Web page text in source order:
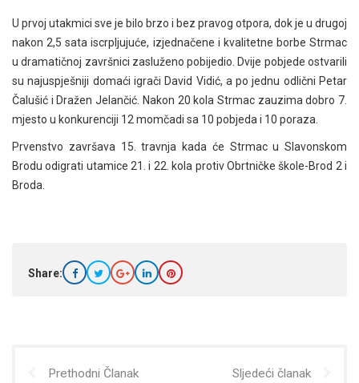
U prvoj utakmici sve je bilo brzo i bez pravog otpora, dok je u drugoj
nakon 2,5 sata iscrpljujuće, izjednačene i kvalitetne borbe Strmac
u dramatičnoj završnici zasluženo pobijedio. Dvije pobjede ostvarili
su najuspješniji domaći igrači David Vidić, a po jednu odlični Petar
Čalušić i Dražen Jelančić. Nakon 20 kola Strmac zauzima dobro 7.
mjesto u konkurenciji 12 momčadi sa 10 pobjeda i 10 poraza.
Prvenstvo završava 15. travnja kada će Strmac u Slavonskom
Brodu odigrati utamice 21. i 22. kola protiv Obrtničke škole-Brod 2 i
Broda.
Share:
Prethodni Članak Sljedeći članak